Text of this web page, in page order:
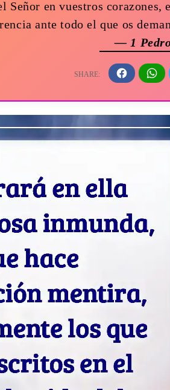
Señor en vuestros corazones,
ante todo el que os
— 1